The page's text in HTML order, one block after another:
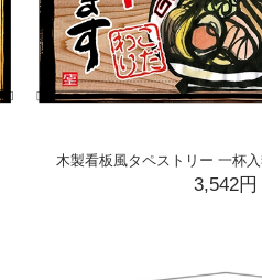
木製看板風タペストリー 一杯
3,542円